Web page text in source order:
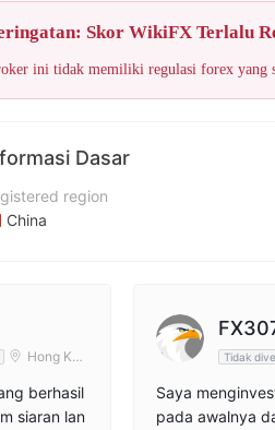
Skor WikiFX Terlalu
ini tidak memiliki regulasi forex yang
Dasar
region
China
Hong Kon
berhasil
siaran lan
Tidak
Saya
pada awalnya